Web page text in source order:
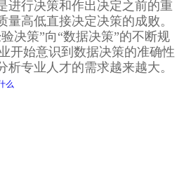
进行决策和作出决定之前的重
高低直接决定决策的成败。
决策”向“数据决策”的不断规
开始意识到数据决策的准确性
专业人才的需求越来越大。
么